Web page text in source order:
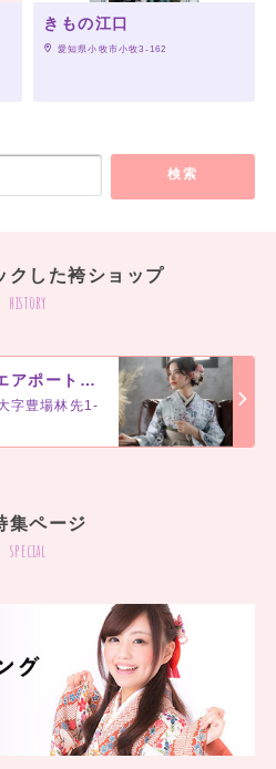
きもの江口
愛知県小牧市小牧3-162
検索
クした袴ショップ
history
アニバーサルスタジオ エアポートウォーク名古屋
字豊場林先1-
集ページ
special